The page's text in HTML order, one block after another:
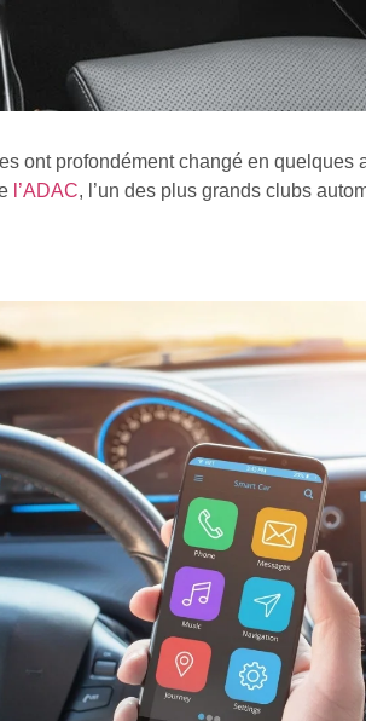
ont profondément changé en quelques
l’ADAC, l’un des plus grands clubs